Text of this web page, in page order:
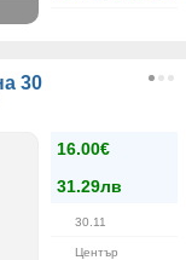
30
16.00€
31.29лв
30.11
Център